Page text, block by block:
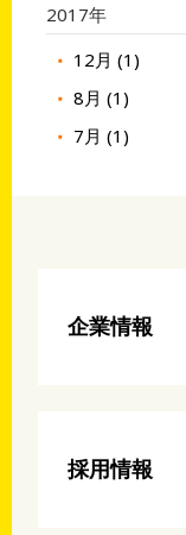
2017年
12月 (1)
8月 (1)
7月 (1)
企業情報
採用情報